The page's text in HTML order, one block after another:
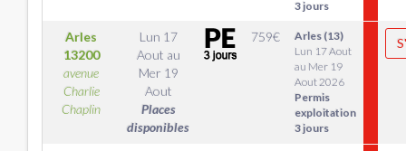
3 jours
Arles
13200
avenue
Charlie
Chaplin
Lun 17
Aout au
Mer 19
Aout
Places
disponibles
759€
Arles (13)
Lun 17 Aout
au Mer 19
Aout 2026
Permis
exploitation
3 jours